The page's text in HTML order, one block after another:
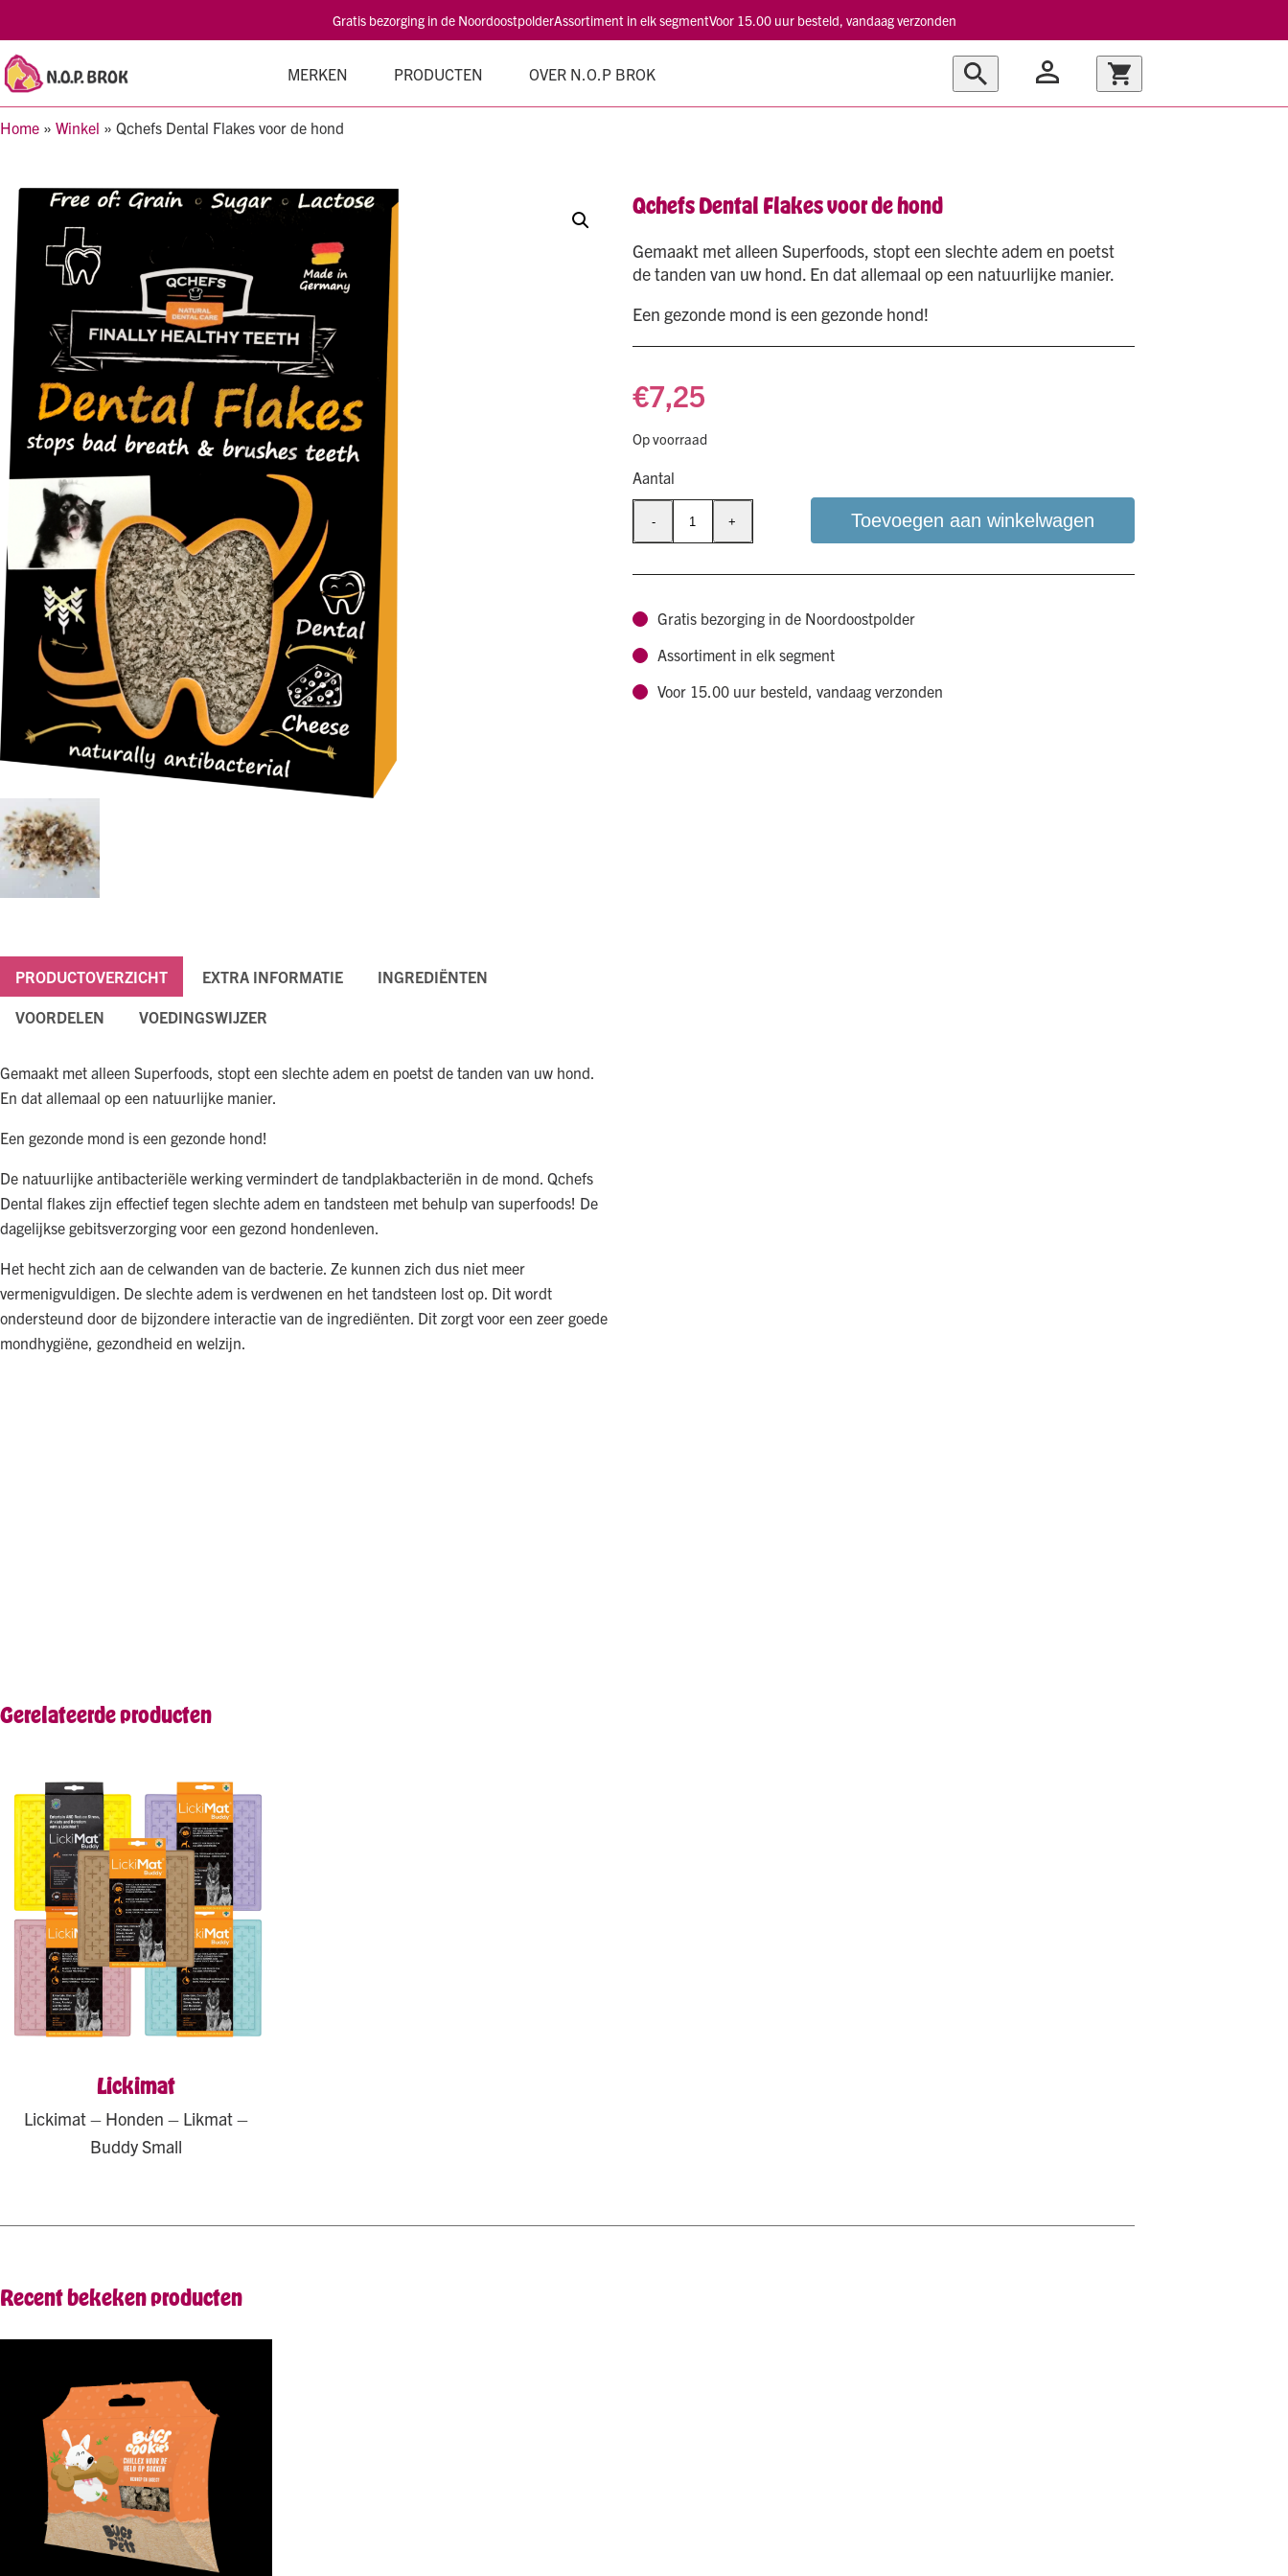
Gratis bezorging in de NoordoostpolderAssortiment in elk segmentVoor 15.00 uur besteld, vandaag verzonden
MERKEN PRODUCTEN OVER N.O.P BROK
Home » Winkel » Qchefs Dental Flakes voor de hond
Qchefs Dental Flakes voor de hond
Gemaakt met alleen Superfoods, stopt een slechte adem en poetst
de tanden van uw hond. En dat allemaal op een natuurlijke manier.
Een gezonde mond is een gezonde hond!
€7,25
Op voorraad
Aantal
-
Qchefs
hond
aantal
+ Toevoegen aan winkelwagen
Gratis bezorging in de Noordoostpolder
Assortiment in elk segment
Voor 15.00 uur besteld, vandaag verzonden
PRODUCTOVERZICHT EXTRA INFORMATIE INGREDIËNTEN
VOORDELEN VOEDINGSWIJZER
Gemaakt met alleen Superfoods, stopt een slechte adem en poetst de tanden van uw hond.
En dat allemaal op een natuurlijke manier.
Een gezonde mond is een gezonde hond!
De natuurlijke antibacteriële werking vermindert de tandplakbacteriën in de mond. Qchefs
Dental flakes zijn effectief tegen slechte adem en tandsteen met behulp van superfoods! De
dagelijkse gebitsverzorging voor een gezond hondenleven.
Het hecht zich aan de celwanden van de bacterie. Ze kunnen zich dus niet meer
vermenigvuldigen. De slechte adem is verdwenen en het tandsteen lost op. Dit wordt
ondersteund door de bijzondere interactie van de ingrediënten. Dit zorgt voor een zeer goede
mondhygiëne, gezondheid en welzijn.
Gerelateerde producten
Lickimat
Lickimat – Honden – Likmat –
Buddy Small
Recent bekeken producten